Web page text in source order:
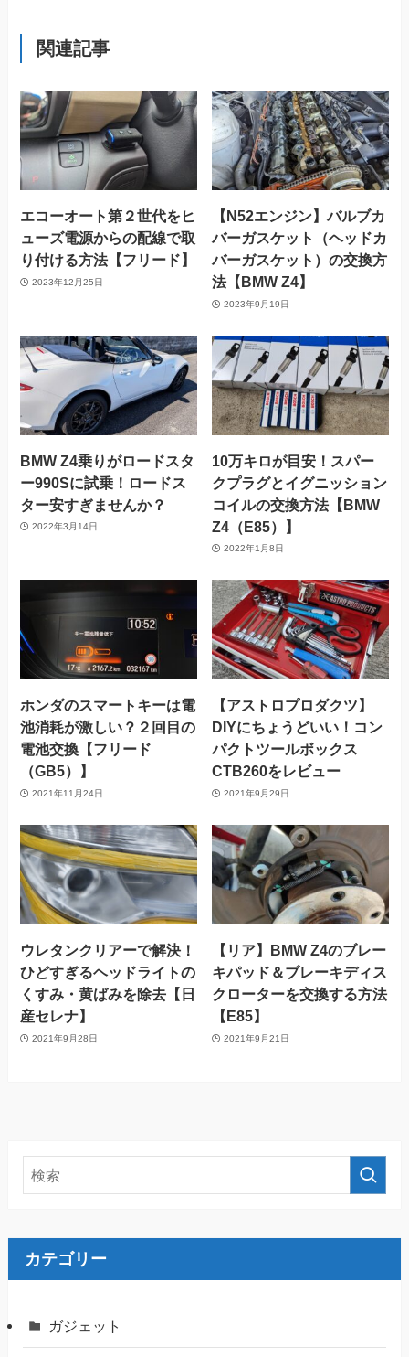
関連記事
エコーオート第２世代をヒ
ューズ電源からの配線で取
り付ける方法【フリード】
2023年12月25日
【N52エンジン】バルブカ
バーガスケット（ヘッドカ
バーガスケット）の交換方
法【BMW Z4】
2023年9月19日
BMW Z4乗りがロードスタ
ー990Sに試乗！ロードス
ター安すぎませんか？
2022年3月14日
10万キロが目安！スパー
クプラグとイグニッション
コイルの交換方法【BMW
Z4（E85）】
2022年1月8日
ホンダのスマートキーは電
池消耗が激しい？２回目の
電池交換【フリード
（GB5）】
2021年11月24日
【アストロプロダクツ】
DIYにちょうどいい！コン
パクトツールボックス
CTB260をレビュー
2021年9月29日
ウレタンクリアーで解決！
ひどすぎるヘッドライトの
くすみ・黄ばみを除去【日
産セレナ】
2021年9月28日
【リア】BMW Z4のブレー
キパッド＆ブレーキディス
クローターを交換する方法
【E85】
2021年9月21日
カテゴリー
ガジェット